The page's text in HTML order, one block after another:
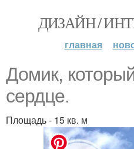
ДИЗАЙН /
главная
Домик,
сердце.
Площадь - 15 кв. м